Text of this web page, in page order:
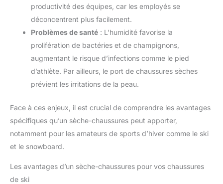
productivité des équipes, car les employés se
déconcentrent plus facilement.
Problèmes de santé : L’humidité favorise la
prolifération de bactéries et de champignons,
augmentant le risque d’infections comme le pied
d’athlète. Par ailleurs, le port de chaussures sèches
prévient les irritations de la peau.
Face à ces enjeux, il est crucial de comprendre les avantages
spécifiques qu’un sèche-chaussures peut apporter,
notamment pour les amateurs de sports d’hiver comme le ski
et le snowboard.
Les avantages d’un sèche-chaussures pour vos chaussures
de ski